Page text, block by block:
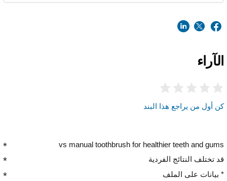
الآراء
كن أول من يراجع هذا البند
vs manual toothbrush for healthier teeth and gums
قد تختلف النتائج الفردية
* بيانات على الملف